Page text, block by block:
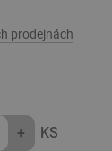
prodejnách
+ KS